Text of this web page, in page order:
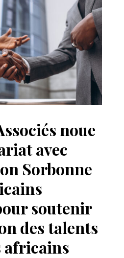
noue
avec
Sorbonne
soutenir
des talents